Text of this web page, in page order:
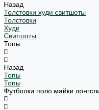
Назад
Толстовки худи свитшоты
Толстовки
Худи
Свитшоты
Топы
Назад
Топы
Топы
Футболки поло майки